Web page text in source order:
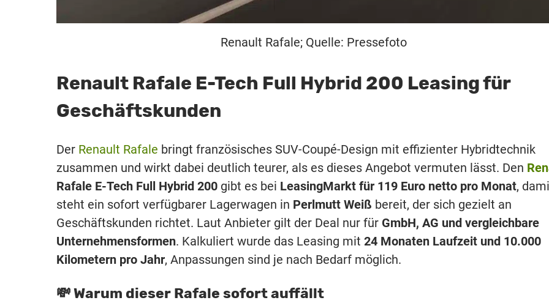
Renault Rafale; Quelle: Pressefoto
Renault Rafale E-Tech Full Hybrid 200 Leasing für
Geschäftskunden
Der Renault Rafale bringt französisches SUV-Coupé-Design mit effizienter Hybridtechnik
zusammen und wirkt dabei deutlich teurer, als es dieses Angebot vermuten lässt. Den
Rafale E-Tech Full Hybrid 200 gibt es bei LeasingMarkt für 119 Euro netto pro Monat,
steht ein sofort verfügbarer Lagerwagen in Perlmutt Weiß bereit, der sich gezielt an
Geschäftskunden richtet. Laut Anbieter gilt der Deal nur für GmbH, AG und vergleichbare
Unternehmensformen. Kalkuliert wurde das Leasing mit 24 Monaten Laufzeit und 10.000
Kilometern pro Jahr, Anpassungen sind je nach Bedarf möglich.
💸 Warum dieser Rafale sofort auffällt